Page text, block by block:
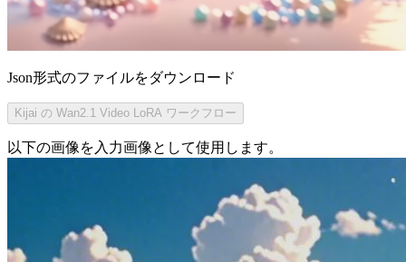
Json形式のファイルをダウンロード
Kijai の Wan2.1 Video LoRA ワークフロー
以下の画像を入力画像として使用します。